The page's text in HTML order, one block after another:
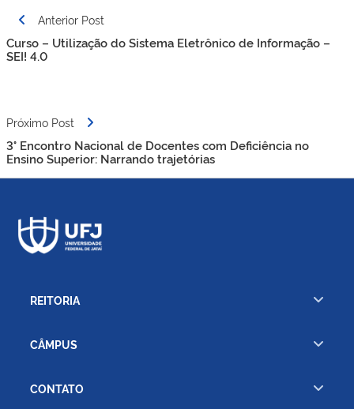
Navegação
de
Post
Anterior Post
Curso – Utilização do Sistema Eletrônico de Informação –
SEI! 4.0
Próximo Post
3° Encontro Nacional de Docentes com Deficiência no
Ensino Superior: Narrando trajetórias
REITORIA
CÂMPUS
CONTATO